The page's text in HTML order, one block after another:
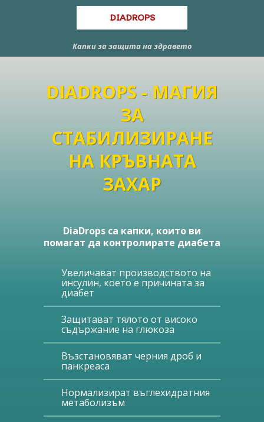
DIADROPS
Капки за защита на здравето
DIADROPS - МАГИЯ
ЗА
СТАБИЛИЗИРАНЕ
НА КРЪВНАТА
ЗАХАР
DiaDrops са капки, които ви
помагат да контролирате диабета
Увеличават производството на
инсулин, което е причината за
диабет
Защитават тялото от високо
съдържание на глюкоза
Възстановяват черния дроб и
панкреаса
Нормализират въглехидратния
метаболизъм